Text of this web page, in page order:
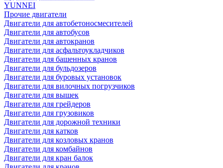
YUNNEI
Прочие двигатели
Двигатели для автобетоносмесителей
Двигатели для автобусов
Двигатели для автокранов
Двигатели для асфальтоукладчиков
Двигатели для башенных кранов
Двигатели для бульдозеров
Двигатели для буровых установок
Двигатели для вилочных погрузчиков
Двигатели для вышек
Двигатели для грейдеров
Двигатели для грузовиков
Двигатели для дорожной техники
Двигатели для катков
Двигатели для козловых кранов
Двигатели для комбайнов
Двигатели для кран балок